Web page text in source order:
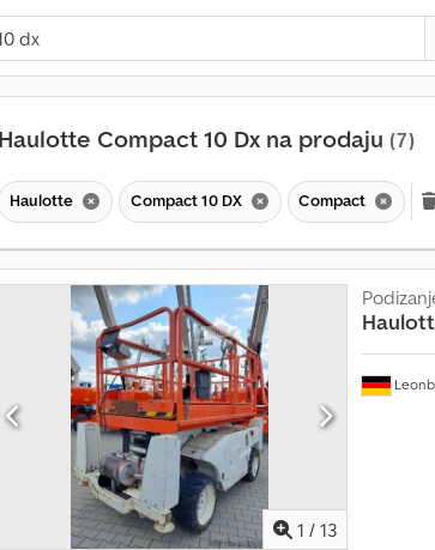
Haulotte Compact 10 Dx na prodaju (7)
Haulotte Compact 10 DX Compact
1 / 13